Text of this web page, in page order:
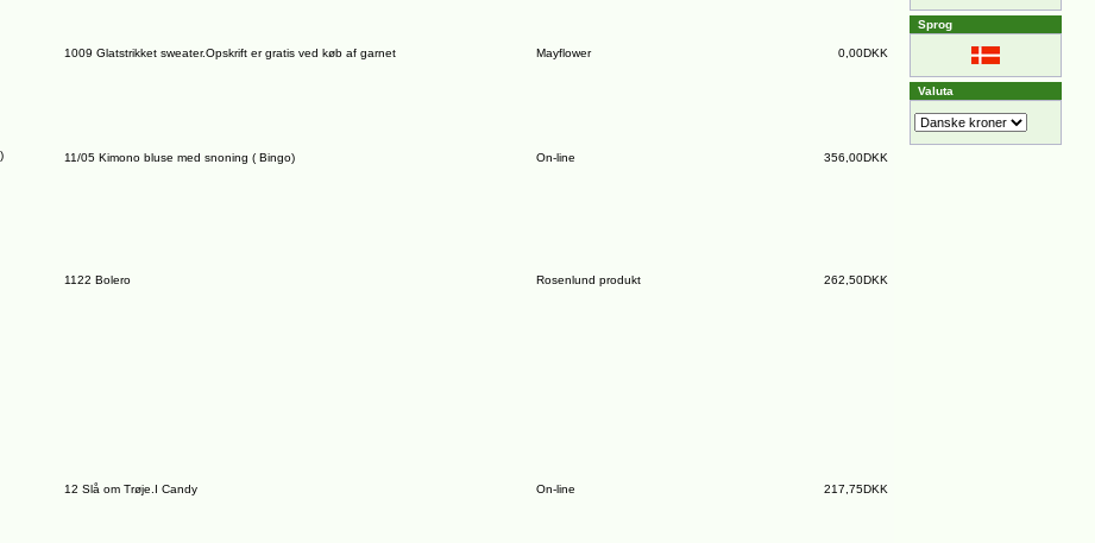
1009 Glatstrikket sweater.Opskrift er gratis ved køb af garnet Mayflower 0,00DKK
11/05 Kimono bluse med snoning ( Bingo) On-line 356,00DKK
1122 Bolero Rosenlund produkt 262,50DKK
12 Slå om Trøje.I Candy On-line 217,75DKK
Sprog
Valuta